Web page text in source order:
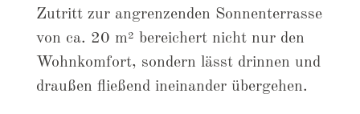
Zutritt zur angrenzenden Sonnenterrasse
von ca. 20 m² bereichert nicht nur den
Wohnkomfort, sondern lässt drinnen und
draußen fließend ineinander übergehen.